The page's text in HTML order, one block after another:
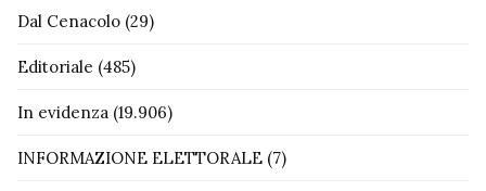
Dal Cenacolo (29)
Editoriale (485)
In evidenza (19.906)
INFORMAZIONE ELETTORALE (7)